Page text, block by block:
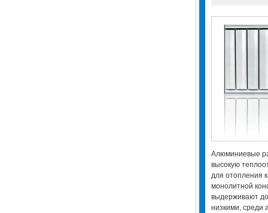
Алюминиевые
высокую
для отопления
монолитной
выдерживают
низкими, среди